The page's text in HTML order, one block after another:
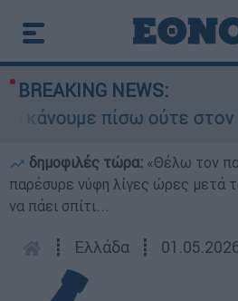
BREAKING NEWS:
πίσω ούτε στον
δημοφιλές τώρα: «Θέλω τον
παρέσυρε νύφη λίγες ώρες μετά
να πάει σπίτι...
┋ Ελλάδα ┋